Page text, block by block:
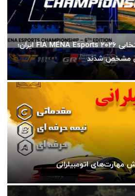
پایان رقابت‌های انتخابی FIA MENA Esports 2026 ایران؛
مشخص شدند
مهارت‌های اتومبیلرانی